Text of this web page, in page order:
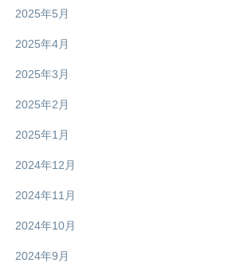
2025年5月
2025年4月
2025年3月
2025年2月
2025年1月
2024年12月
2024年11月
2024年10月
2024年9月